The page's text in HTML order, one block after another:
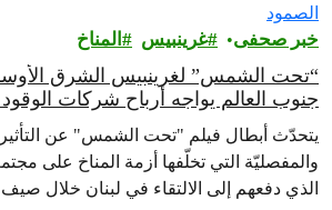
خبر صحفى غرينبيس‎ المناخ
“تحت الشمس” لغرينبيس الشرق
جنوب العالم يواجه أرباح شركات
عن الصمود
يتحدّث أبطال فيلم "تحت الشمس" عن
والمفصليّة التي تخلّفها أزمة المناخ على
الذي دفعهم إلى الالتقاء في لبنان خلال صيف عام